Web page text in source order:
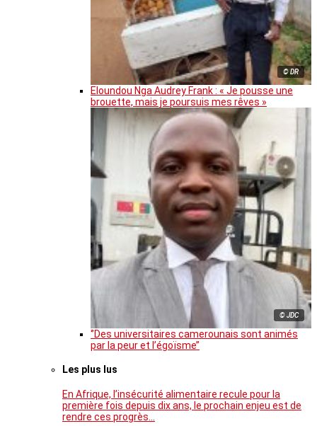
© DR
Eloundou Nga Audrey Frank : « Je pousse une
brouette, mais je poursuis mes rêves »
© JDC
‘’Des universitaires camerounais sont animés
par la peur et l’égoïsme’’
Les plus lus
En Afrique, l’insécurité alimentaire recule pour la
première fois depuis dix ans, le prochain enjeu est de
rendre ces progrès…